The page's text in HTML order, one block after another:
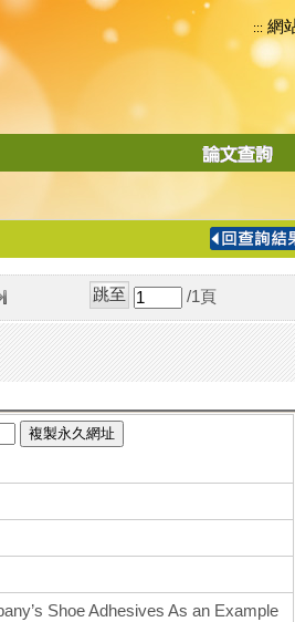
::: 網
導
/1 頁
複製永久網址
Shoe Adhesives As an Example